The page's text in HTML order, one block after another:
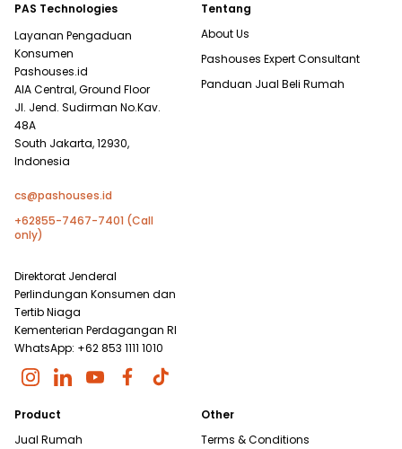
PAS Technologies
Layanan Pengaduan
Konsumen
Pashouses.id
AIA Central, Ground Floor
Jl. Jend. Sudirman No.Kav.
48A
South Jakarta, 12930,
Indonesia
cs@pashouses.id
+62855-7467-7401 (Call
only)
Direktorat Jenderal
Perlindungan Konsumen dan
Tertib Niaga
Kementerian Perdagangan RI
WhatsApp: +62 853 1111 1010
Tentang
About Us
Pashouses Expert Consultant
Panduan Jual Beli Rumah
Product
Jual Rumah
Other
Terms & Conditions